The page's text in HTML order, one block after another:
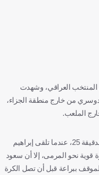
العراقي، وشهدت
الدوسري من خارج منطقة الجزاء،
الملعب.
ورد المنتخب العراقي بمحاولة خطيرة في الدقيقة 25، عندما تلقى إبراهيم
نحو المرمى، إلا أن سعود
ببراعة قبل أن تصل الكرة